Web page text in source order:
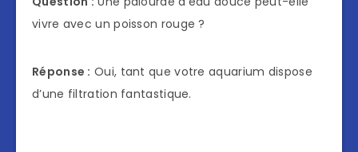
vivre avec un poisson rouge ?
Réponse : Oui, tant que votre aquarium dispose
d’une filtration fantastique.